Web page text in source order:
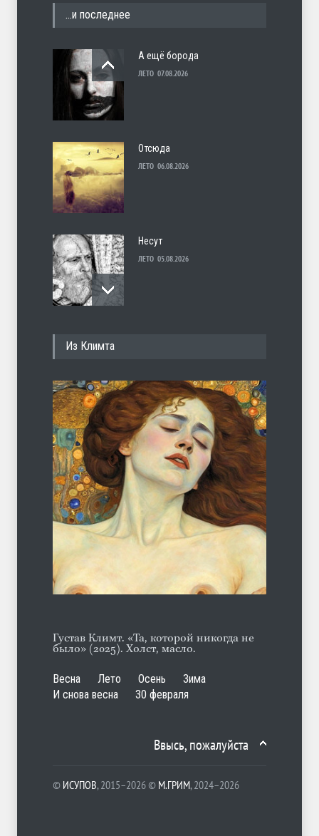
…и последнее
А ещё борода
ЛЕТО 07.08.2026
Отсюда
ЛЕТО 06.08.2026
Несут
ЛЕТО 05.08.2026
С теплотой
ЛЕТО 03.08.2026
Гауптштурмфюрер Бегер
ЛЕТО 10.08.2026
Из Климта
Густав Климт. «Та, которой никогда не
было» (2025). Холст, масло.
Весна Лето Осень
Зима
И снова весна
30 февраля
Ввысь, пожалуйста
© ИСУПОВ, 2015–2026 © М.ГРИМ, 2024–2026